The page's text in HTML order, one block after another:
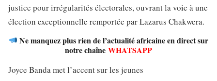
justice pour irrégularités électorales, ouvrant la voie à une
élection exceptionnelle remportée par Lazarus Chakwera.
Ne manquez plus rien de l’actualité africaine en direct sur
notre chaîne WHATSAPP
Joyce Banda met l’accent sur les jeunes